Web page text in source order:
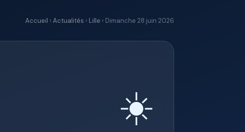
Accueil › Actualités › Lille › Dimanche 28 juin 2026
☀️